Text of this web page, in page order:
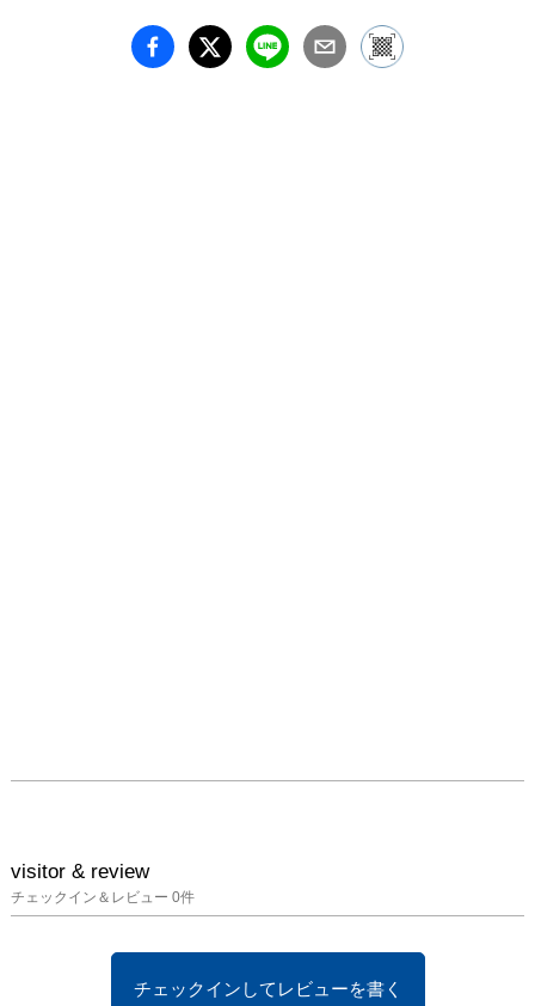
visitor & review
チェックイン＆レビュー 0件
チェックインしてレビューを書く